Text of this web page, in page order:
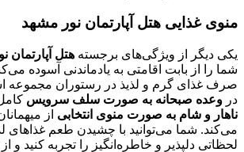
منوی غذایی هتل آپارتمان نور مشهد
یکی دیگر از ویژگی‌های برجسته هتل آپارتمان
شما را از بابت اقامتی به یادماندنی آسوده
صرف غذای گرم و لذیذ در رستوران مجموعه
در وعده صبحانه به صورت سلف سرویس
ناهار و شام به صورت منوی انتخابی از
می‌کند. شما می‌توانید با چشیدن طعم غذاهای
لحظاتی دلپذیر و خاطره‌انگیز را تجربه کنید و